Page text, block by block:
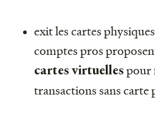
exit les cartes
comptes pros
cartes virtuelles pour
transactions sans carte